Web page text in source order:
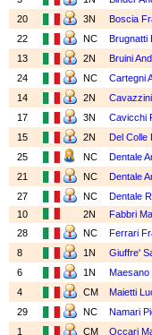
20
3N Boscia
22
NC Brugnatti
13
2N Bruini
24
NC Cartegni
14
2N
17
3N Cavicchi
15
2N Del Colle
25
NC Dentale
21
NC Dentale
27
NC Dentale
10
2N Fabbri
28
NC Ferrari
8
1N Giuffre'
6
1N Maesano
4
CM Maietti
29
NC Namari
1
CM Occari